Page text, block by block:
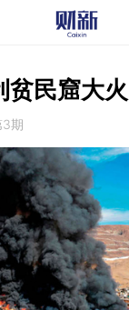
贫民窟大火
期